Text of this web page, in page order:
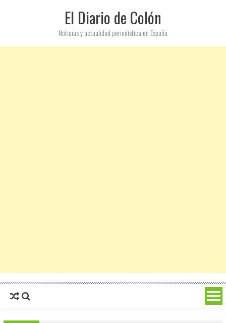
El Diario de Colón
Noticias y actualidad periodística en España